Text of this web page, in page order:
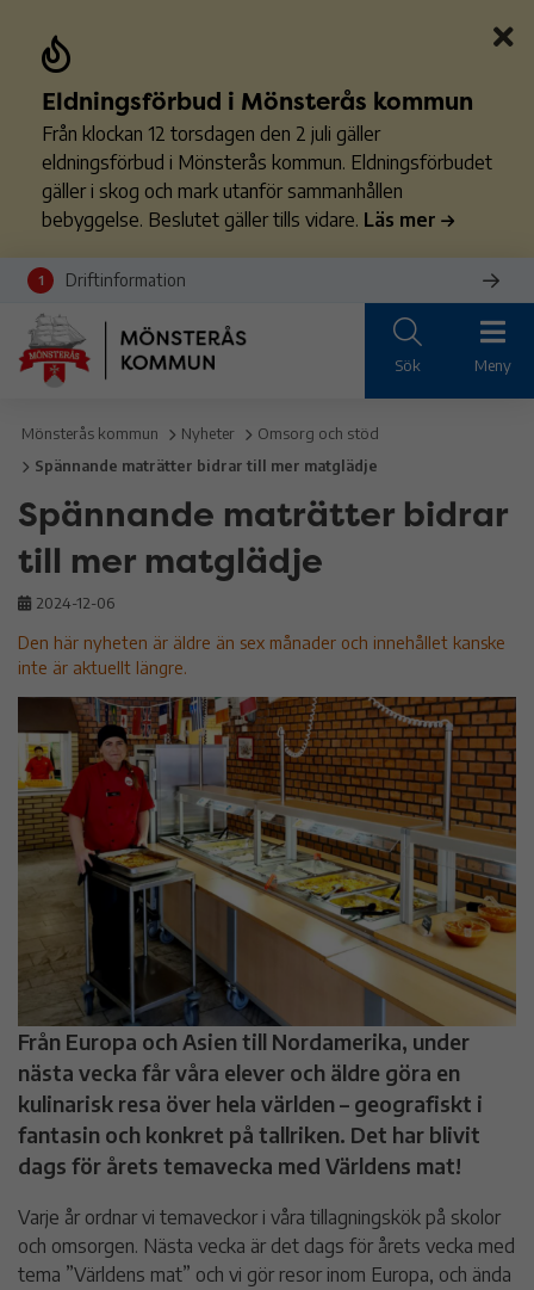
Eldningsförbud i Mönsterås kommun
Från klockan 12 torsdagen den 2 juli gäller
eldningsförbud i Mönsterås kommun. Eldningsförbudet
gäller i skog och mark utanför sammanhållen
bebyggelse. Beslutet gäller tills vidare. Läs mer
1 Driftinformation
Sök Meny
Mönsterås kommun Nyheter
Omsorg och stöd
Spännande maträtter bidrar till mer matglädje
Spännande maträtter bidrar
till mer matglädje
2024-12-06
Den här nyheten är äldre än sex månader och innehållet kanske
inte är aktuellt längre.
Från Europa och Asien till Nordamerika, under
nästa vecka får våra elever och äldre göra en
kulinarisk resa över hela världen – geografiskt i
fantasin och konkret på tallriken. Det har blivit
dags för årets temavecka med Världens mat!
Varje år ordnar vi temaveckor i våra tillagningskök på skolor
och omsorgen. Nästa vecka är det dags för årets vecka med
tema ”Världens mat” och vi gör resor inom Europa, och ända